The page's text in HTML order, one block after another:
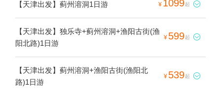
【天津出发】蓟州溶洞1日游 ¥ 1099起 
【天津出发】独乐寺+蓟州溶洞+渔阳古街(渔
阳北路)1日游
¥ 599起 
【天津出发】蓟州溶洞+渔阳古街(渔阳北
路)1日游
¥ 539起 